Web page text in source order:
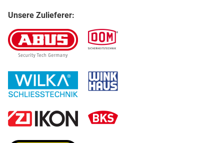
Unsere Zulieferer: